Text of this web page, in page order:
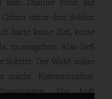
unter den Sohlen
hatte keine Ziel, keine
rauszugehen. Also ließ
Schritt. Der Wald nahm
macht. Kommentarlos.
Die Luft